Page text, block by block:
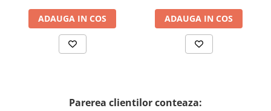
ADAUGA IN COS ADAUGA IN COS
Parerea clientilor conteaza: